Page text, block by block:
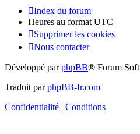
Index du forum
Heures au format UTC
Supprimer les cookies
Nous contacter
Développé parphpBB® Forum
Traduit parphpBB-fr.com
Confidentialité | Conditions